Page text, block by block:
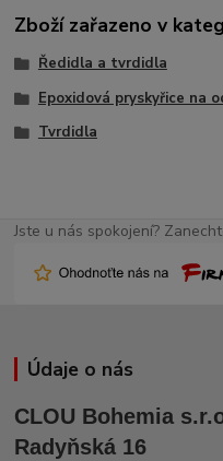
Zboží zařazeno v
Ředidla a tvrdidla
Epoxidová pryskyřice na
Tvrdidla
Jste u nás spokojení?
Údaje o nás
CLOU Bohemia
Radyňská 16